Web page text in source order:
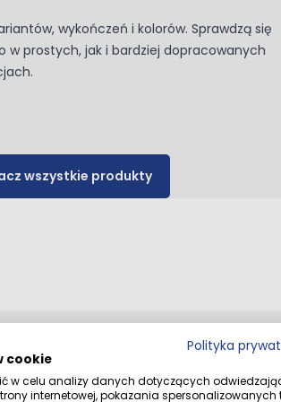
wykończeń i kolorów. Sprawdzą się
w prostych, jak i bardziej dopracowanych
wszystkie produkty
Polityka
cookie
w celu analizy danych dotyczących
internetowej, pokazania spersonalizowanych